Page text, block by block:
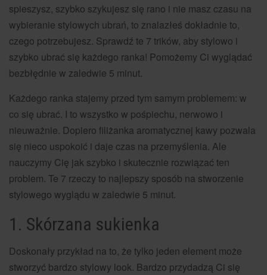
spieszysz, szybko szykujesz się rano i nie masz czasu na
wybieranie stylowych ubrań, to znalazłeś dokładnie to,
czego potrzebujesz. Sprawdź te 7 trików, aby stylowo i
szybko ubrać się każdego ranka! Pomożemy Ci wyglądać
bezbłędnie w zaledwie 5 minut.
Każdego ranka stajemy przed tym samym problemem: w
co się ubrać. I to wszystko w pośpiechu, nerwowo i
nieuważnie. Dopiero filiżanka aromatycznej kawy pozwala
się nieco uspokoić i daje czas na przemyślenia. Ale
nauczymy Cię jak szybko i skutecznie rozwiązać ten
problem. Te 7 rzeczy to najlepszy sposób na stworzenie
stylowego wyglądu w zaledwie 5 minut.
1. Skórzana sukienka
Doskonały przykład na to, że tylko jeden element może
stworzyć bardzo stylowy look. Bardzo przydadzą Ci się